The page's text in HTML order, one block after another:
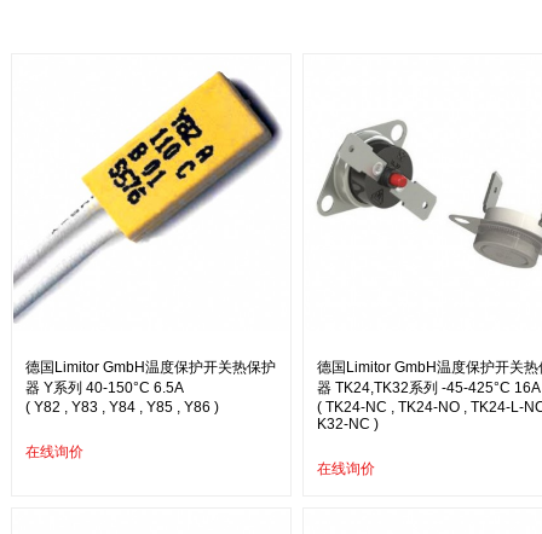
德国Limitor GmbH温度保护开关热保护
器 Y系列 40-150°C 6.5A
( Y82 , Y83 , Y84 , Y85 , Y86 )
在线询价
德国Limitor GmbH温度保护开关热
器 TK24,TK32系列 -45-425°C 16A
( TK24-NC , TK24-NO , TK24-L-
K32-NC )
在线询价